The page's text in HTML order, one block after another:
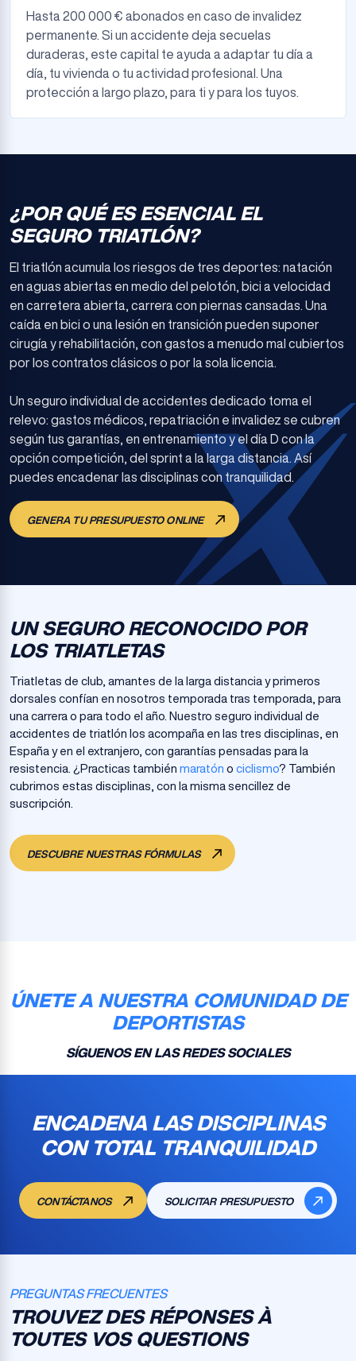
Hasta 200 000 € abonados en caso de invalidez
permanente. Si un accidente deja secuelas
duraderas, este capital te ayuda a adaptar tu día a
día, tu vivienda o tu actividad profesional. Una
protección a largo plazo, para ti y para los tuyos.
¿POR QUÉ ES ESENCIAL EL
SEGURO TRIATLÓN?
El triatlón acumula los riesgos de tres deportes: natación
en aguas abiertas en medio del pelotón, bici a velocidad
en carretera abierta, carrera con piernas cansadas. Una
caída en bici o una lesión en transición pueden suponer
cirugía y rehabilitación, con gastos a menudo mal cubiertos
por los contratos clásicos o por la sola licencia.
Un seguro individual de accidentes dedicado toma el
relevo: gastos médicos, repatriación e invalidez se cubren
según tus garantías, en entrenamiento y el día D con la
opción competición, del sprint a la larga distancia. Así
puedes encadenar las disciplinas con tranquilidad.
GENERA TU PRESUPUESTO ONLINE
UN SEGURO RECONOCIDO POR
LOS TRIATLETAS
Triatletas de club, amantes de la larga distancia y primeros
dorsales confían en nosotros temporada tras temporada, para
una carrera o para todo el año. Nuestro seguro individual de
accidentes de triatlón los acompaña en las tres disciplinas, en
España y en el extranjero, con garantías pensadas para la
resistencia. ¿Practicas también maratón o ciclismo? También
cubrimos estas disciplinas, con la misma sencillez de
suscripción.
DESCUBRE NUESTRAS FÓRMULAS
ÚNETE A NUESTRA COMUNIDAD DE
DEPORTISTAS
SÍGUENOS EN LAS REDES SOCIALES
ENCADENA LAS DISCIPLINAS
CON TOTAL TRANQUILIDAD
CONTÁCTANOS SOLICITAR PRESUPUESTO
PREGUNTAS FRECUENTES
TROUVEZ DES RÉPONSES À
TOUTES VOS QUESTIONS